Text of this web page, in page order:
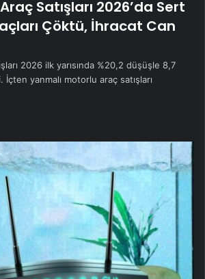
Satışları 2026’da Sert
Çöktü, İhracat Can
2026 ilk yarısında %20,2 düşüşle 8,7
yanmalı motorlu araç satışları